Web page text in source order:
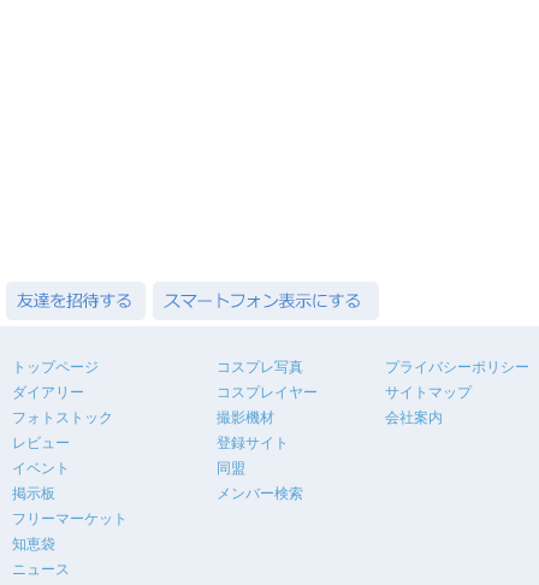
トップページ
ダイアリー
フォトストック
レビュー
イベント
掲示板
フリーマーケット
知恵袋
ニュース
コスプレ写真
コスプレイヤー
撮影機材
登録サイト
同盟
メンバー検索
プライバシーポリシー
サイトマップ
会社案内